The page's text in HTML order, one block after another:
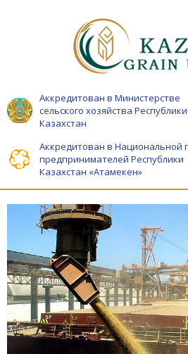
Аккредитован в Министерстве
сельского хозяйства Республики
Казахстан
Аккредитован в Национальной
предпринимателей Республики
Казахстан «Атамекен»